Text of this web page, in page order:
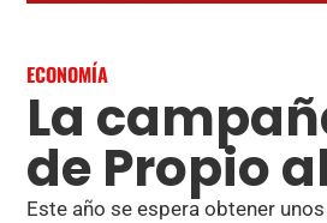
ECONOMÍA
La
de Propio
Este año se espera obtener